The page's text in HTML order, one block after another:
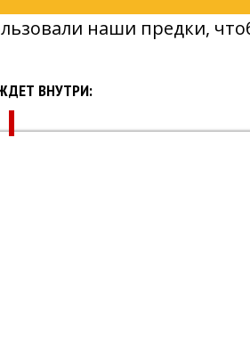
наши предки,
ВНУТРИ: